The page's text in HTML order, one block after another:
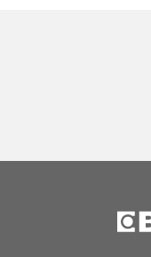
蒂「黑盒
8月ETF
逾10%」